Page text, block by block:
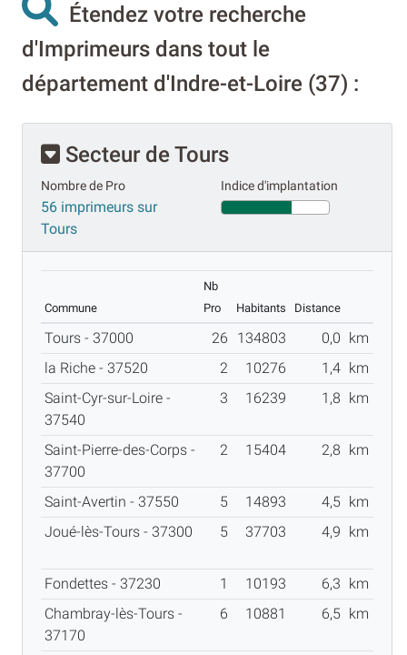
Étendez votre recherche
d'Imprimeurs dans tout le
département d'Indre-et-Loire (37) :
Secteur de Tours
Nombre de Pro
56 imprimeurs sur
Tours
Indice d'implantation
Commune
Nb
Pro
Habitants Distance
Tours - 37000 26 134803 0,0 km
la Riche - 37520
2 10276 1,4 km
Saint-Cyr-sur-Loire -
37540
3 16239 1,8 km
Saint-Pierre-des-Corps -
37700
2 15404 2,8 km
Saint-Avertin - 37550 5 14893 4,5 km
Joué-lès-Tours - 37300
5 37703 4,9 km
Fondettes - 37230 1 10193 6,3 km
Chambray-lès-Tours -
37170
6 10881 6,5 km